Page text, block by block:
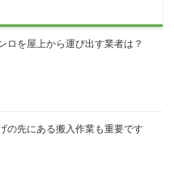
ロを屋上から運び出す業者は？
の先にある搬入作業も重要です